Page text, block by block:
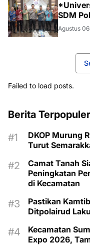
SDM
Agustus
Failed to load posts.
Berita Terpopuler
DKOP Murung
Turut
Camat Tanah
Peningkatan
di Kecamatan
Pastikan
Ditpolairud
Kecamatan
Expo 2026,